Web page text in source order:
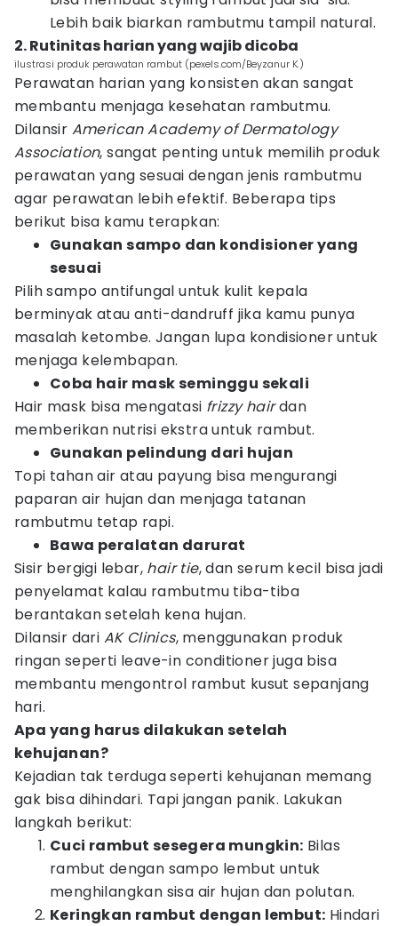
Lebih baik biarkan rambutmu tampil natural.
2. Rutinitas harian yang wajib dicoba
ilustrasi produk perawatan rambut (pexels.com/Beyzanur K.)
Perawatan harian yang konsisten akan sangat
membantu menjaga kesehatan rambutmu.
Dilansir American Academy of Dermatology
Association, sangat penting untuk memilih produk
perawatan yang sesuai dengan jenis rambutmu
agar perawatan lebih efektif. Beberapa tips
berikut bisa kamu terapkan:
Gunakan sampo dan kondisioner yang
sesuai
Pilih sampo antifungal untuk kulit kepala
berminyak atau anti-dandruff jika kamu punya
masalah ketombe. Jangan lupa kondisioner untuk
menjaga kelembapan.
Coba hair mask seminggu sekali
Hair mask bisa mengatasi frizzy hairdan
memberikan nutrisi ekstra untuk rambut.
Gunakan pelindung dari hujan
Topi tahan air atau payung bisa mengurangi
paparan air hujan dan menjaga tatanan
rambutmu tetap rapi.
Bawa peralatan darurat
Sisir bergigi lebar, hair tie, dan serum kecil bisa jadi
penyelamat kalau rambutmu tiba-tiba
berantakan setelah kena hujan.
Dilansir dari AK Clinics, menggunakan produk
ringan seperti leave-in conditioner juga bisa
membantu mengontrol rambut kusut sepanjang
hari.
Apa yang harus dilakukan setelah
kehujanan?
Kejadian tak terduga seperti kehujanan memang
gak bisa dihindari. Tapi jangan panik. Lakukan
langkah berikut:
Cuci rambut sesegera mungkin: Bilas
rambut dengan sampo lembut untuk
menghilangkan sisa air hujan dan polutan.
Keringkan rambut dengan lembut: Hindari